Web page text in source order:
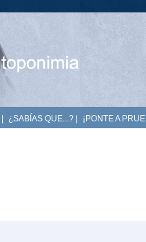
¿SABÍAS QUE...? ¡PONTE A